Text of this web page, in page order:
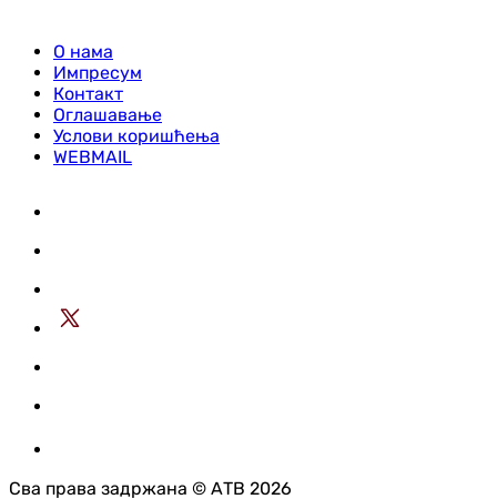
О нама
Импресум
Контакт
Оглашавање
Услови коришћења
WEBMAIL
Сва права задржана © АТВ 2026